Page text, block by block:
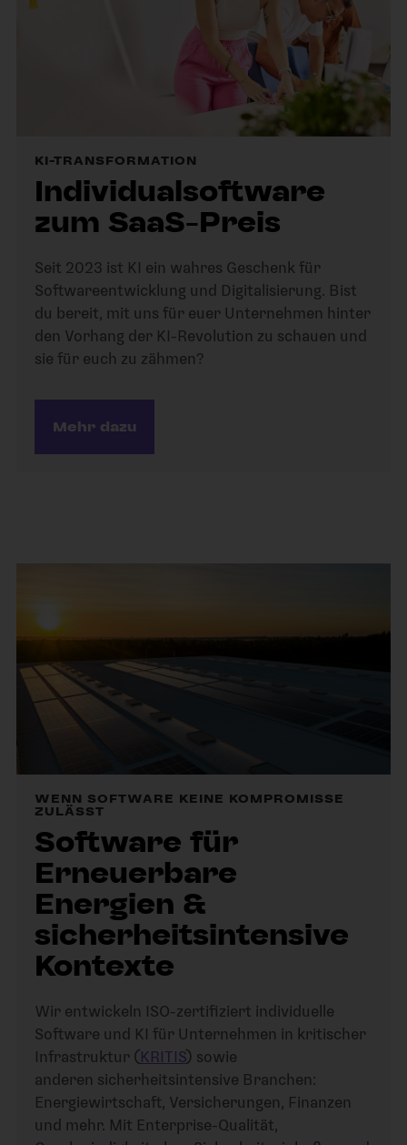
KI-TRANSFORMATION
Individualsoftware
zum SaaS-Preis
Seit 2023 ist KI ein wahres Geschenk für
Softwareentwicklung und Digitalisierung. Bist
du bereit, mit uns für euer Unternehmen hinter
den Vorhang der KI-Revolution zu schauen und
sie für euch zu zähmen?
Mehr dazu
WENN SOFTWARE KEINE KOMPROMISSE
ZULÄSST
Software für
Erneuerbare
Energien &
sicherheitsintensive
Kontexte
Wir entwickeln ISO-zertifiziert individuelle
Software und KI für Unternehmen in kritischer
Infrastruktur (KRITIS) sowie
anderen sicherheitsintensive Branchen:
Energiewirtschaft, Versicherungen, Finanzen
und mehr. Mit Enterprise-Qualität,